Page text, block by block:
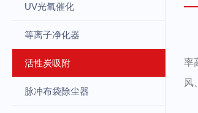
UV光氧催化
等离子净化器
活性炭吸附
脉冲布袋除尘器
率
风